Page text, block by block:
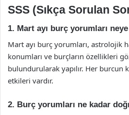
SSS (Sıkça Sorulan
1. Mart ayı burç yorumları
Mart ayı burç yorumları, astrolojik
konumları ve burçların özellikleri
bulundurularak yapılır. Her burcun
etkileri vardır.
2. Burç yorumları ne kadar